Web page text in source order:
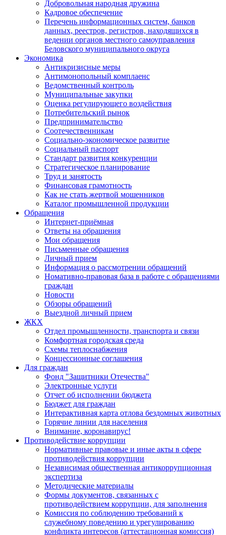
Добровольная народная дружина
Кадровое обеспечение
Перечень информационных систем, банков
данных, реестров, регистров, находящихся в
ведении органов местного самоуправления
Беловского муниципального округа
Экономика
Антикризисные меры
Антимонопольный комплаенс
Ведомственный контроль
Муниципальные закупки
Оценка регулирующего воздействия
Потребительский рынок
Предпринимательство
Соотечественникам
Социально-экономическое развитие
Социальный паспорт
Стандарт развития конкуренции
Стратегическое планирование
Труд и занятость
Финансовая грамотность
Как не стать жертвой мошенников
Каталог промышленной продукции
Обращения
Интернет-приёмная
Ответы на обращения
Мои обращения
Письменные обращения
Личный прием
Информация о рассмотрении обращений
Номативно-правовая база в работе с обращениями
граждан
Новости
Обзоры обращений
Выездной личный прием
ЖКХ
Отдел промышленности, транспорта и связи
Комфортная городская среда
Схемы теплоснабжения
Концессионные соглашения
Для граждан
Фонд "Защитники Отечества"
Электронные услуги
Отчет об исполнении бюджета
Бюджет для граждан
Интерактивная карта отлова бездомных животных
Горячие линии для населения
Внимание, коронавирус!
Противодействие коррупции
Нормативные правовые и иные акты в сфере
противодействия коррупции
Независимая общественная антикоррупционная
экспертиза
Методические материалы
Формы документов, связанных с
противодействием коррупции, для заполнения
Комиссия по соблюдению требований к
служебному поведению и урегулированию
конфликта интересов (аттестационная комиссия)